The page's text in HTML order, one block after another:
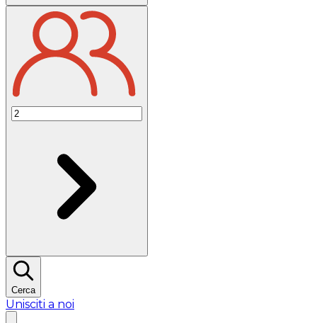
Cerca
Unisciti a noi